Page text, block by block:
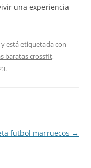
una experiencia
y está etiquetada con
baratas crossfit,
.
futbol marruecos →